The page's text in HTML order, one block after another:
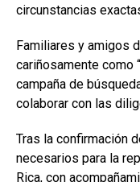
circunstancias
Familiares y amigos
cariñosamente como
campaña de
colaborar con las
Tras la confirmación
necesarios para la
Rica, con